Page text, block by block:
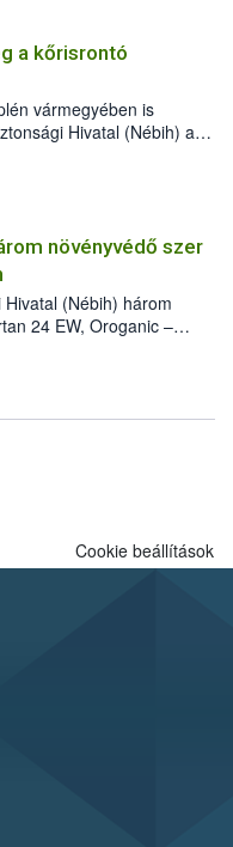
a kőrisrontó
vármegyében is
Hivatal (Nébih) a
jelenlétét. A
meg, de már fertőzött
a szlovák
megállítása érdekében.
növényvédő szer
(Nébih) három
24 EW, Oroganic –
a szüretet követően,
stádiumáig
károsító elleni további
termesztésben is
Cookie beállítások